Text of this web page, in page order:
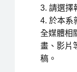
請選擇
於本系
全媒體相
畫、影片
稿。